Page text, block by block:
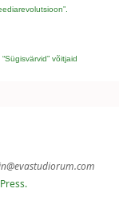
võitjaid